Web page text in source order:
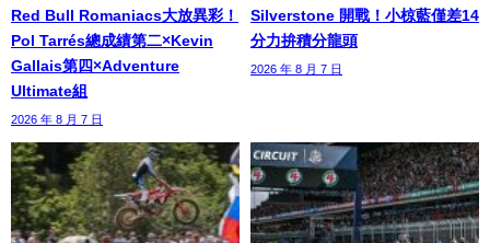
Red Bull Romaniacs大放異彩！
Pol Tarrés總成績第二×Kevin
Gallais第四×Adventure
Ultimate組
2026 年 8 月 7 日
Silverstone 開戰！小椋藍僅差14
分力拚積分龍頭
2026 年 8 月 7 日